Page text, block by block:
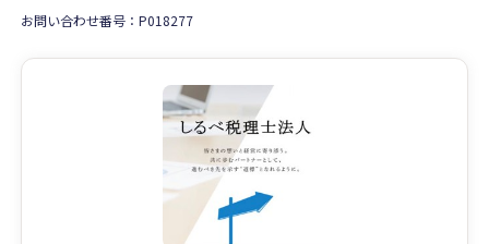
お問い合わせ番号：P018277